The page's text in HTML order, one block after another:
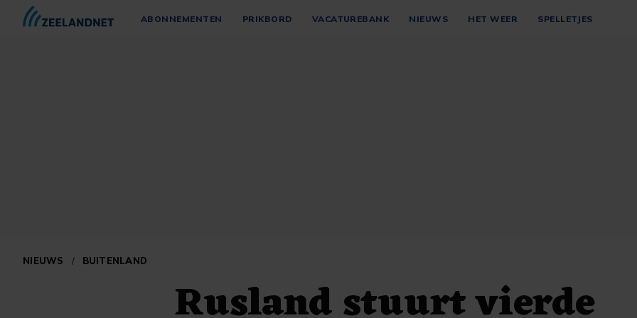
ABONNEMENTEN PRIKBORD VACATUREBANK NIEUWS HET WEER SPELLETJES
NIEUWS / BUITENLAND